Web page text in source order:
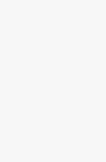
en
vendrá
gran parte